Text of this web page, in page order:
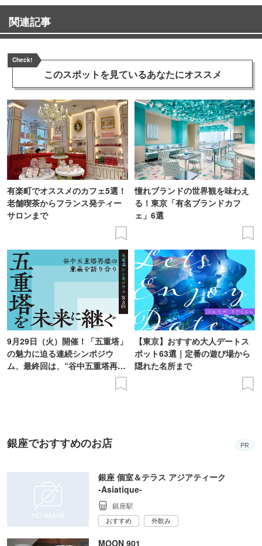
関連記事
Check!
このスポットを見ているあなたにオススメ
有楽町でオススメのカフェ5選！
老舗喫茶からフランス発ティー
サロンまで
憧れブランドの世界観を味わえ
る！東京「有名ブランドカフ
ェ」6選
9月29日（火）開催！「五重塔」
の魅力に迫る連続シンポジウ
ム、最終回は、“谷中五重塔再建
【東京】おすすめ大人デートス
ポット63選｜定番の遊び場から
隠れた名所まで
銀座でおすすめのお店 PR
銀座 個室＆テラス アジアティーク
‐Asiatique‐
銀座駅
おすすめ 外飲み
MOON 901